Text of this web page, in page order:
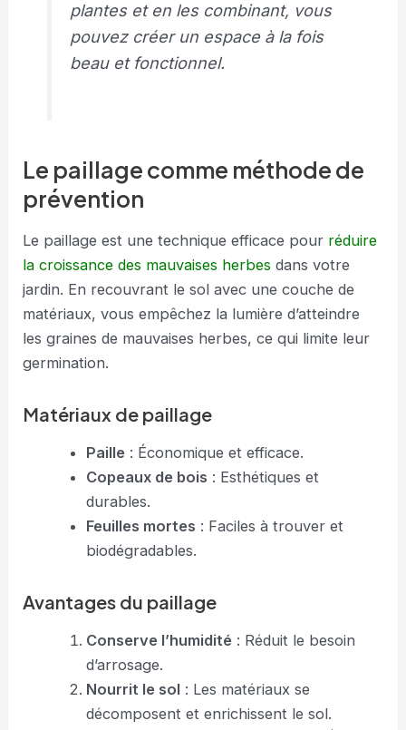
plantes et en les combinant, vous
pouvez créer un espace à la fois
beau et fonctionnel.
Le paillage comme méthode de
prévention
Le paillage est une technique efficace pour réduire
la croissance des mauvaises herbes dans votre
jardin. En recouvrant le sol avec une couche de
matériaux, vous empêchez la lumière d’atteindre
les graines de mauvaises herbes, ce qui limite leur
germination.
Matériaux de paillage
Paille : Économique et efficace.
Copeaux de bois : Esthétiques et
durables.
Feuilles mortes : Faciles à trouver et
biodégradables.
Avantages du paillage
Conserve l’humidité : Réduit le besoin
d’arrosage.
Nourrit le sol : Les matériaux se
décomposent et enrichissent le sol.